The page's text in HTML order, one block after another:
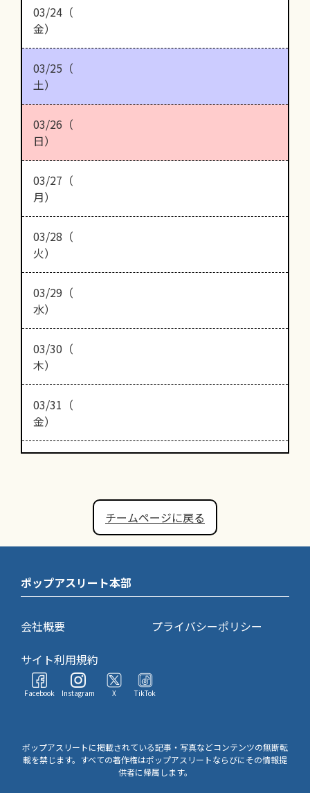
03/24（
金）
03/25（
土）
03/26（
日）
03/27（
月）
03/28（
火）
03/29（
水）
03/30（
木）
03/31（
金）
チームページに戻る
ポップアスリート本部
会社概要
プライバシーポリシー
サイト利用規約
Facebook Instagram X TikTok
ポップアスリートに掲載されている記事・写真などコンテンツの無断転
載を禁じます。すべての著作権はポップアスリートならびにその情報提
供者に帰属します。